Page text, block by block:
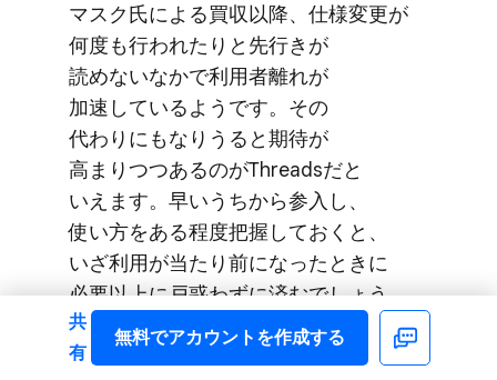
マスク氏に​よる​買収以降、​仕様変更が​
何度も​行われたりと​先行きが​
読めないなかで​利用者離れが​
加速しているようです。​その​
代わりにもなりうると​期待が​
高まりつつあるのが​Threadsだと​
いえます。​早いうちから​参入し、​
使い方を​ある​程度​把握しておくと、​
いざ利用が​当たり前に​なった​ときに​
必要以上に​戸惑わずに​済むでしょう。
Facebook
共
有
無料で​アカウントを​作成する